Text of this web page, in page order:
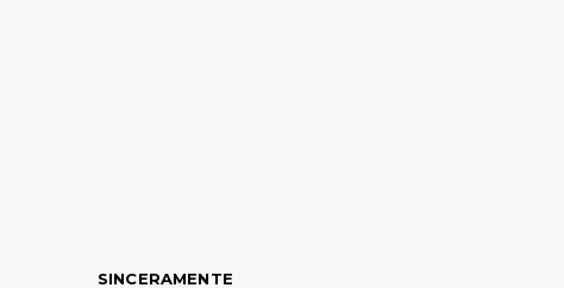
SINCERAMENTE